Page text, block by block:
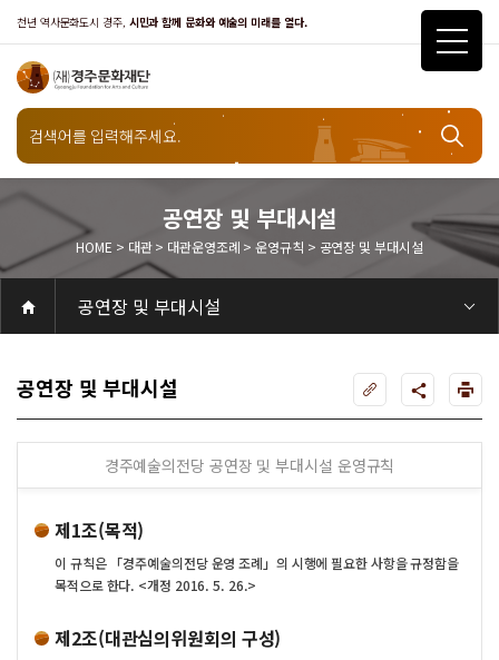
천년 역사문화도시 경주, 시민과 함께 문화와 예술의 미래를 열다.
공연장 및 부대시설
HOME > 대관 > 대관운영조례 > 운영규칙 > 공연장 및 부대시설
대관
운영규칙
공연장 및 부대시설
공연
공연일정
객석안내
화랑홀
화랑홀 2층
화랑홀 3층
원화홀
티켓안내
티켓안내
티켓예매
티켓수령
할인규정
취소·환불규정
문화나눔티켓
공연예절·서비스
공연장 관람예절
공연장 편의서비스
전시
전시일정
현재전시
예정전시
지난전시
전시연계교육신청
알천미술관소장품
전시예절·서비스
미술관 관람예절
미술관 편의서비스
아카데미
교육일정
문화행사
행사일정
행사소개
경주 대릉원돌담길 축제
국제경주역사문화포럼
금속공예관
경주 e스포츠 페스티벌
돗자리피크닉
국제경주역사문화포럼
교촌문화공연 신라오기
신라문화제
국제뮤직페스티벌
경주문화관1918
교촌버스킹
지역예술인 지원사업
봉황대 뮤직스퀘어
경주국악여행
제야의 종 타종식
한수원아트페스티벌
한복문화주간
동아시아 문화도시
MyK FESTA in 경주
경주시 관광기념품 공모전
뉴스
갤러리
대관
대관공고·절차
경주예술의전당
경주문화관1918
대관운영조례
운영조례
경주예술의전당
운영규칙
공연장 및 부대시설
알천미술관
경주문화관1918
사용료
경주예술의전당
경주문화관1918
대관신청
경주예술의전당
경주문화관1918
시설소개
경주예술의전당
시설소개
공연장
화랑홀
원화홀
알천미술관
기타시설
경주문화관1918
시립예술단
시립극단
시립극단 소개
단원현황
시립합창단
시립합창단 소개
단원현황
시립신라고취대
시립신라고취대 소개
단원현황
연간일정
열린마당
공지사항
공지사항
입찰정보
채용정보
자료실
홍보·보도자료
서식·매뉴얼
웹진
Q&A
FAQ
가입 및 정보
공연
전시
아카데미
대관
기타
질문과답변
우수고객
회원안내 · 혜택
우수고객
경주문화재단
인사말
재단소개
비전전략
사업안내
연혁
재단CI
조직도
ESG 윤리·경영
ESG경영 선언문
인권경영선언문
임직원행동강령
문화서비스윤리헌장
통합신고센터
경영공시
경영목표 예산서 운영계획
결산서
임원 및 운영인력 현황 인건비 예산 집행현황
경영실적
외부기관 감사
기타공시
계약현황
기부금현황
업무추진비 복리후생비 내역
오시는길
경주예술의전당
경주문화관1918
신라금속공예관
공연장 및 부대시설
경주예술의전당 공연장 및 부대시설 운영규칙
제1조(목적)
이 규칙은 「경주예술의전당 운영 조례」의 시행에 필요한 사항을 규정함을
목적으로 한다. <개정 2016. 5. 26.>
제2조(대관심의위원회의 구성)